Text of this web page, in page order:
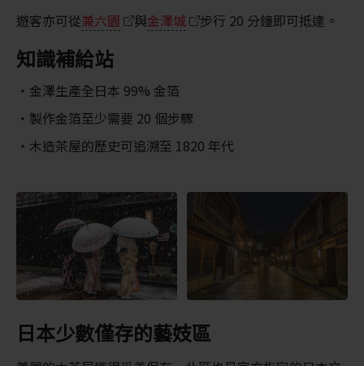
遊客亦可從兼六園 與金澤城 步行 20 分鐘即可抵達。
知識補給站
金澤生產全日本 99% 金箔
製作金箔至少需要 20 個步驟
木造茶屋的歷史可追溯至 1820 年代
日本少數僅存的藝妓區